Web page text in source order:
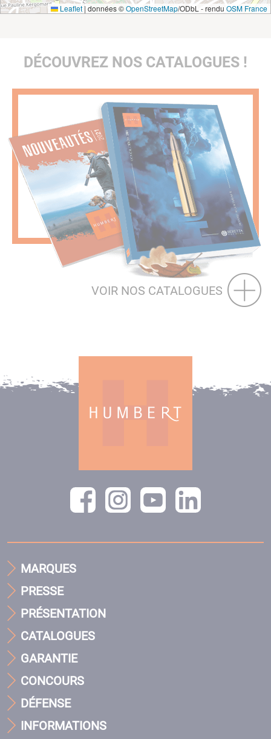
Leaflet | données ©OpenStreetMap/ODbL - rendu OSM France
DÉCOUVREZ NOS CATALOGUES !
VOIR NOS CATALOGUES
MARQUES
PRESSE
PRÉSENTATION
CATALOGUES
GARANTIE
CONCOURS
DÉFENSE
INFORMATIONS